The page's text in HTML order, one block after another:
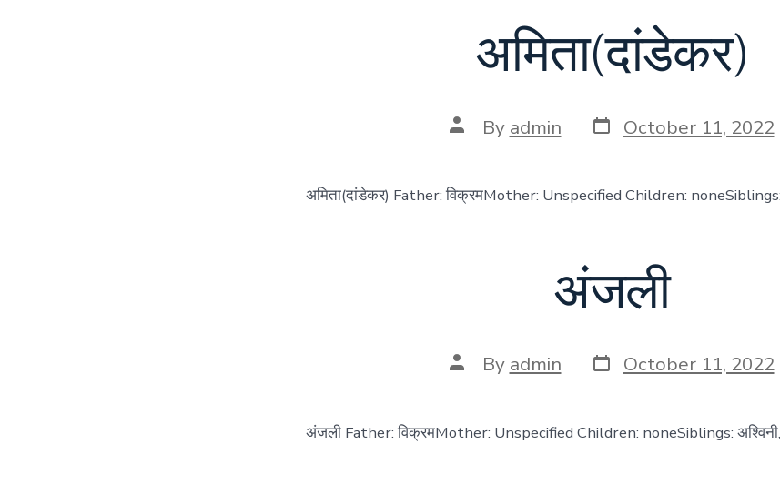
अमिता(दांडेकर)
Post
author
By admin Post
date
October 11, 2022
अमिता(दांडेकर) Father: विक्रमMother: Unspecified Children:
अंजली
Post
author
By admin Post
date
October 11, 2022
अंजली Father: विक्रमMother: Unspecified Children: noneSiblings: अश्विनी,